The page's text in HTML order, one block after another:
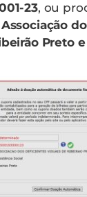
23, ou
Associação
Preto